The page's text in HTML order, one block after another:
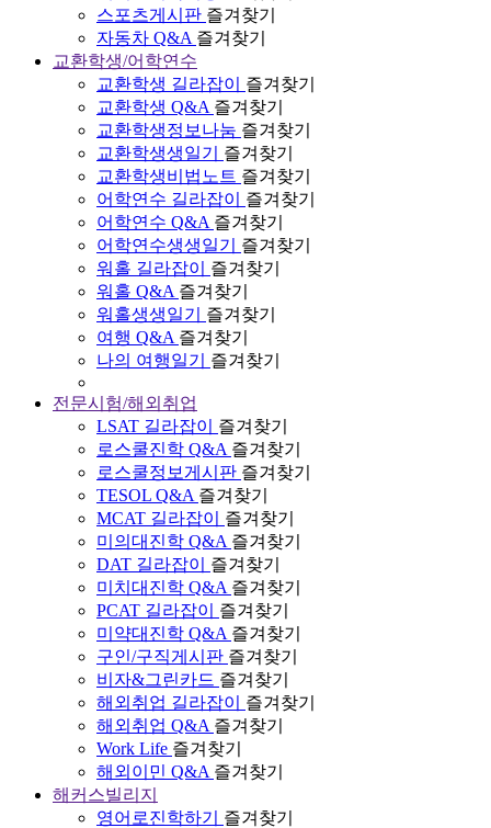
스포츠게시판 즐겨찾기
자동차 Q&A 즐겨찾기
교환학생/어학연수
교환학생 길라잡이
즐겨찾기
교환학생 Q&A 즐겨찾기
교환학생정보나눔 즐겨찾기
교환학생생일기
즐겨찾기
교환학생비법노트 즐겨찾기
어학연수 길라잡이
즐겨찾기
어학연수 Q&A 즐겨찾기
어학연수생생일기
즐겨찾기
워홀 길라잡이
즐겨찾기
워홀 Q&A 즐겨찾기
워홀생생일기
즐겨찾기
여행 Q&A 즐겨찾기
나의 여행일기
즐겨찾기
전문시험/해외취업
LSAT 길라잡이
즐겨찾기
로스쿨진학 Q&A 즐겨찾기
로스쿨정보게시판 즐겨찾기
TESOL Q&A 즐겨찾기
MCAT 길라잡이
즐겨찾기
미의대진학 Q&A 즐겨찾기
DAT 길라잡이
즐겨찾기
미치대진학 Q&A 즐겨찾기
PCAT 길라잡이
즐겨찾기
미약대진학 Q&A 즐겨찾기
구인/구직게시판 즐겨찾기
비자&그린카드 즐겨찾기
해외취업 길라잡이
즐겨찾기
해외취업 Q&A 즐겨찾기
Work Life 즐겨찾기
해외이민 Q&A 즐겨찾기
해커스빌리지
영어로진학하기
즐겨찾기